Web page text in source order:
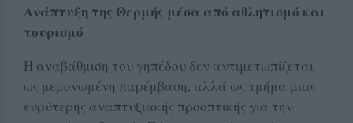
Ανάπτυξη της Θερμής μέσα από αθλητισμό και
τουρισμό
Η αναβάθμιση του γηπέδου δεν αντιμετωπίζεται
ως μεμονωμένη παρέμβαση, αλλά ως τμήμα μιας
ευρύτερης αναπτυξιακής προοπτικής για την